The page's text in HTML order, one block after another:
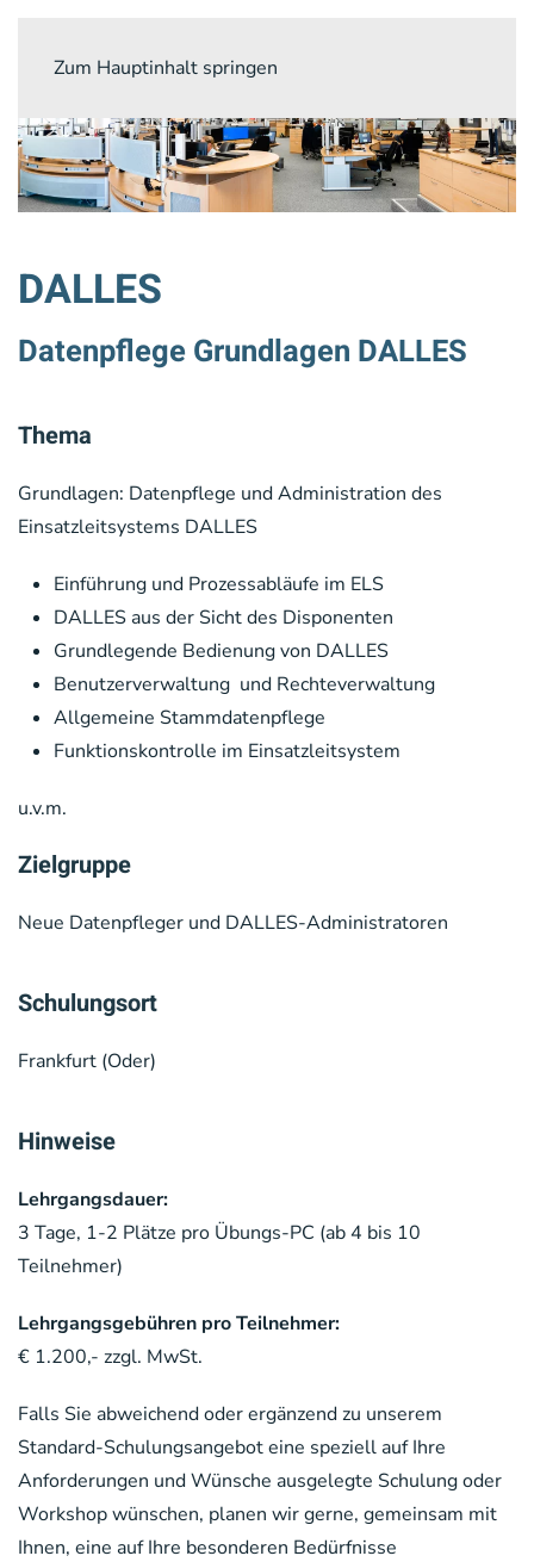
Zum Hauptinhalt springen
DALLES
Datenpflege Grundlagen DALLES
Thema
Grundlagen: Datenpflege und Administration des
Einsatzleitsystems DALLES
Einführung und Prozessabläufe im ELS
DALLES aus der Sicht des Disponenten
Grundlegende Bedienung von DALLES
Benutzerverwaltung und Rechteverwaltung
Allgemeine Stammdatenpflege
Funktionskontrolle im Einsatzleitsystem
u.v.m.
Zielgruppe
Neue Datenpfleger und DALLES-Administratoren
Schulungsort
Frankfurt (Oder)
Hinweise
Lehrgangsdauer:
3 Tage, 1-2 Plätze pro Übungs-PC (ab 4 bis 10
Teilnehmer)
Lehrgangsgebühren pro Teilnehmer:
€ 1.200,- zzgl. MwSt.
Falls Sie abweichend oder ergänzend zu unserem
Standard-Schulungsangebot eine speziell auf Ihre
Anforderungen und Wünsche ausgelegte Schulung oder
Workshop wünschen, planen wir gerne, gemeinsam mit
Ihnen, eine auf Ihre besonderen Bedürfnisse